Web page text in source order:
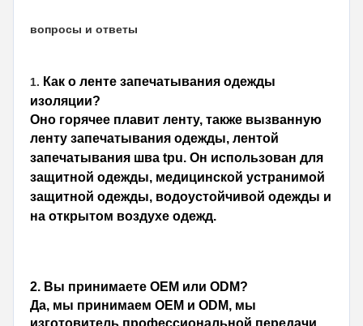
вопросы и ответы
1. Как о ленте запечатывания одежды
изоляции?
ленту запечатывания одежды, лентой
запечатывания шва tpu. Он использован для
защитной одежды, медицинской устранимой
защитной одежды, водоустойчивой одежды и
на открытом воздухе одежд.
2. Вы принимаете OEM или ODM?
Да, мы принимаем OEM и ODM, мы
изготовитель профессиональной передачи